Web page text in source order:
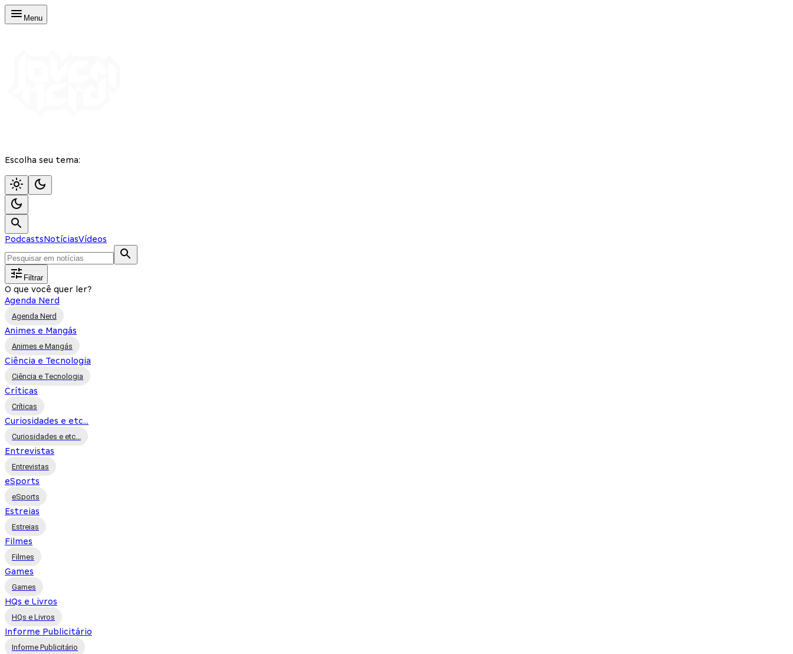
Menu
Escolha seu tema:
PodcastsNotíciasVídeos
Filtrar
O que você quer ler?
Agenda Nerd
Agenda Nerd
Animes e Mangás
Animes e Mangás
Ciência e Tecnologia
Ciência e Tecnologia
Críticas
Críticas
Curiosidades e etc...
Curiosidades e etc...
Entrevistas
Entrevistas
eSports
eSports
Estreias
Estreias
Filmes
Filmes
Games
Games
HQs e Livros
HQs e Livros
Informe Publicitário
Informe Publicitário